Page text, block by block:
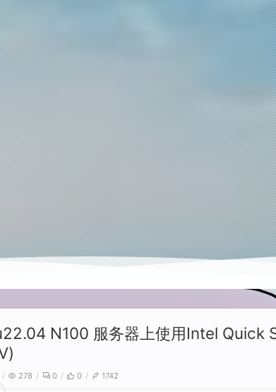
N100 服务器上使用Intel Quick
278 0 0 1742